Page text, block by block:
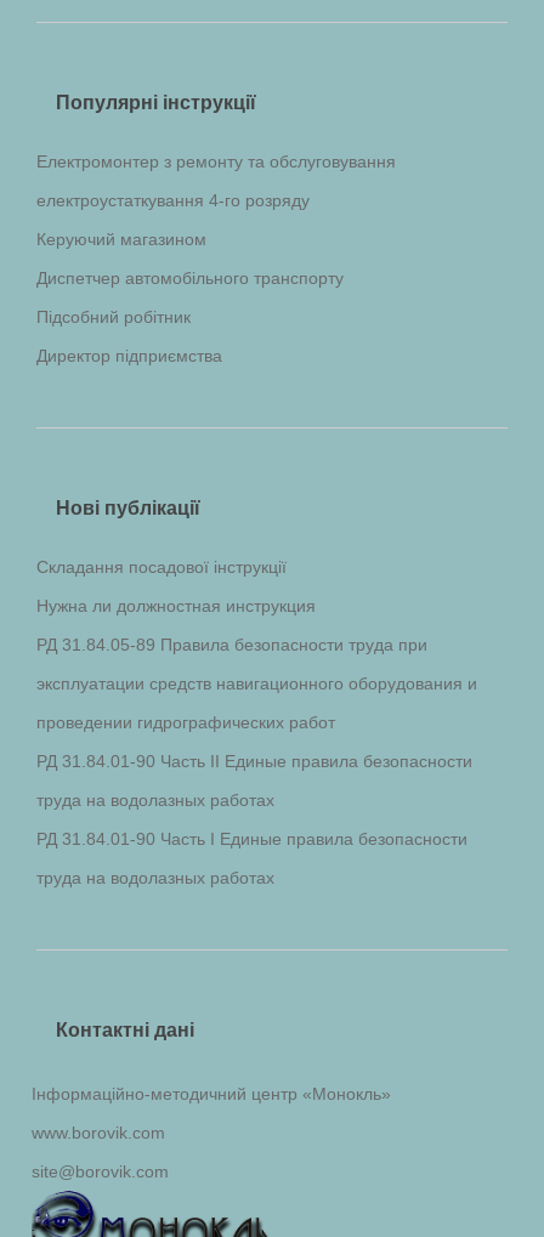
Популярні інструкції
Електромонтер з ремонту та обслуговування
електроустаткування 4-го розряду
Керуючий магазином
Диспетчер автомобільного транспорту
Підсобний робітник
Директор підприємства
Нові публікації
Складання посадової інструкції
Нужна ли должностная инструкция
РД 31.84.05-89 Правила безопасности труда при
эксплуатации средств навигационного оборудования и
проведении гидрографических работ
РД 31.84.01-90 Часть II Единые правила безопасности
труда на водолазных работах
РД 31.84.01-90 Часть I Единые правила безопасности
труда на водолазных работах
Контактні дані
Інформаційно-методичний центр «Монокль»
www.borovik.com
site@borovik.com